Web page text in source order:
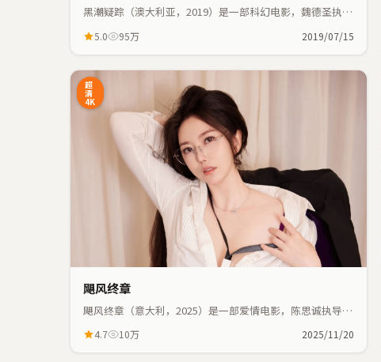
黑潮疑踪（澳大利亚，2019）是一部科幻电影，魏德圣执
节奏紧凑。
5.0 95万 2019/07/15
超
清
4K
飓风终章
飓风终章（意大利，2025）是一部爱情电影，陈思诚执导，
紧凑。
4.7 10万 2025/11/20